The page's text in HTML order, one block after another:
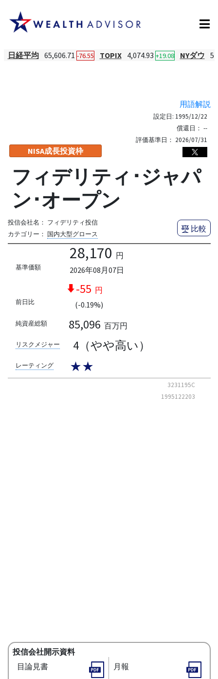
日経平均 65,606.71 -76.55 TOPIX 4,074.93 +19.08 NYダウ
用語解説
NISA成長投資枠
設定日: 1995/12/22
償還日： --
評価基準日： 2026/07/31
フィデリティ･ジャパ
ン･オープン
投信会社名： フィデリティ投信
カテゴリー： 国内大型グロース
比較
基準価額
28,170 円
2026年08月07日
前日比
-55 円
(-0.19%)
純資産総額 85,096 百万円
リスクメジャー 4（やや高い）
レーティング ★★
3231195C
1995122203
投信会社開示資料
目論見書
月報